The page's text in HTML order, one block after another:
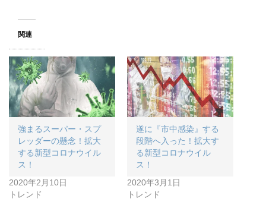
関連
強まるスーパー・スプ
レッダーの懸念！拡大
する新型コロナウイル
ス！
2020年2月10日
トレンド
遂に『市中感染』する
段階へ入った！拡大す
る新型コロナウイル
ス！
2020年3月1日
トレンド